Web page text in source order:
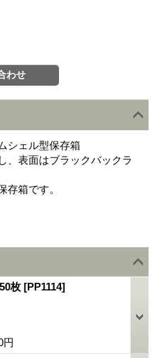
シェル型保存箱
、表面はブラックバックラ
存箱です。
枚 [PP1114]
円